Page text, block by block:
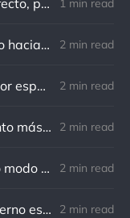
Richard Cecil: El primer paso hacia el conocimiento es saber que somos ignorantes. 2 min read
Peter Nivio Zarlenga: El mejor espejo es un viejo amigo. 2 min read
Norman Schwarzkopf: Cuanto más sudes por la paz, menos sangras por la guerra. 2 min read
Marco Aurelio: El verdadero modo de vengarse de un enemigo es no parecérsele. 2 min read
Nietzsche: El camino del infierno está asfaltado de buenas intenciones. 2 min read